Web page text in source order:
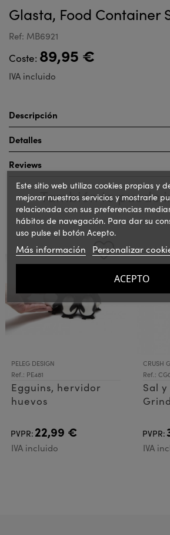
Glasta, Food Container
Ref: MB6921
Coste: 89,95 €
IVA incluido
Descripción
Detalles
Reviews
También te puede
PELEG DESIGN
Ref.: PE481
Egguins, hervidor
huevos
PVPR: 22,99 €
IVA incluido
CRUSH
Ref.:
Sal
PVPR:
IVA
Este sitio web utiliza cookies propias y
mejorar nuestros servicios y mostrarle
relacionada con sus preferencias
hábitos de navegación. Para dar su
uso pulse el botón Acepto.
Más información Personalizar
ACEPTO